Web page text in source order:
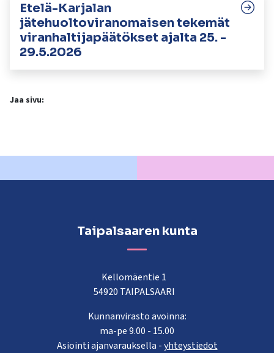
Etelä-Karjalan
jätehuoltoviranomaisen tekemät
viranhaltijapäätökset ajalta 25. -
29.5.2026
Jaa sivu:
Taipalsaaren kunta
Kellomäentie 1
54920 TAIPALSAARI
Kunnanvirasto avoinna:
ma-pe 9.00 - 15.00
Asiointi ajanvarauksella -yhteystiedot